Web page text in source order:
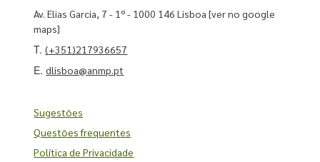
Av. Elias Garcia, 7 - 1º - 1000 146 Lisboa[ver no google
maps]
T.(+351)217936657
E.dlisboa@anmp.pt
Sugestões
Questões frequentes
Política de Privacidade